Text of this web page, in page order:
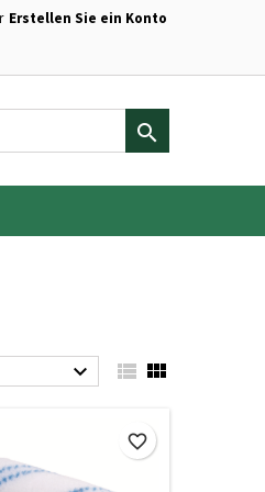
Erstellen Sie ein Konto

  
favorite_border